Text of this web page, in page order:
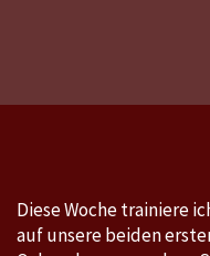
Diese Woche trainiere
auf unsere beiden